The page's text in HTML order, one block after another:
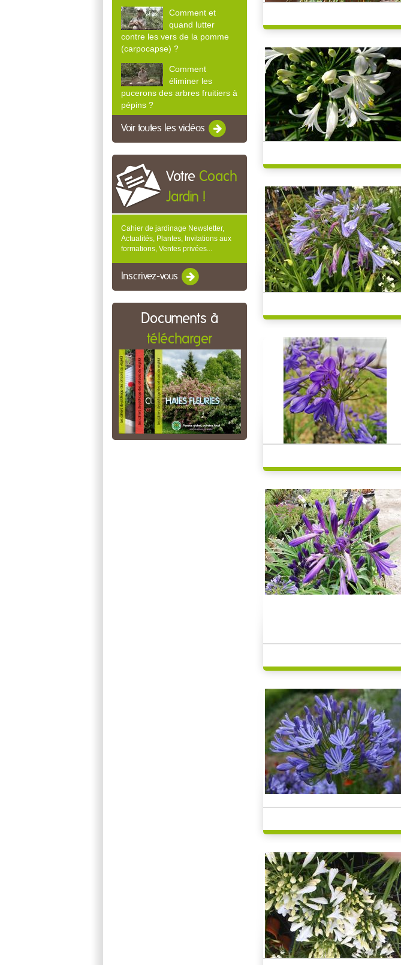
Comment et
quand lutter
contre les vers de la pomme
(carpocapse) ?
Comment
éliminer les
pucerons des arbres fruitiers à
pépins ?
Voir toutes les vidéos
Votre Coach
Jardin !
Cahier de jardinage Newsletter,
Actualités, Plantes, Invitations aux
formations, Ventes privées...
Inscrivez-vous
Documents à
télécharger